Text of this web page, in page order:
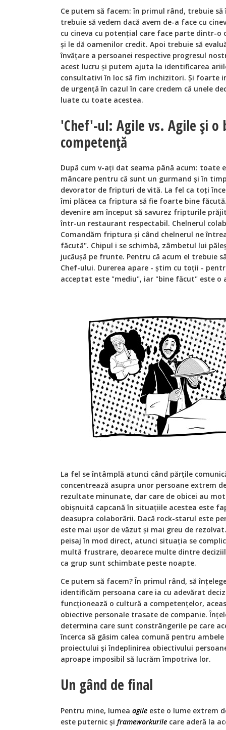
Ce putem să facem: în primul rând, trebuie
trebuie să vedem dacă avem de-a face cu
cu cineva cu potențial care face parte dintr-o
și le dă oamenilor credit. Apoi trebuie să
învățare a persoanei respective progresul
acest lucru și putem ajuta la identificarea
consultativi în loc să fim inchizitori. Și foarte
de urgență în cazul în care credem că unele
luate cu toate acestea.
'Chef'-ul: Agile vs. Agile și o
competență
După cum v-ați dat seama până acum: toate
mâncare pentru că sunt un gurmand și în
devorator de fripturi de vită. La fel ca toți
îmi plăcea ca friptura să fie foarte bine
devenire am început să savurez fripturile
într-un restaurant respectabil. Chelnerul
Comandăm friptura și când chelnerul ne
făcută". Chipul i se schimbă, zâmbetul lui
jucăușă pe frunte. Pentru că acum el trebuie
Chef-ului. Durerea apare - știm cu toții -
acceptat este "mediu", iar "bine făcut" este o
La fel se întâmplă atunci când părțile
concentrează asupra unor persoane extrem
rezultate minunate, dar care de obicei au
obișnuită capcană în situațiile acestea este
deasupra colaborării. Dacă rock-starul este
este mai ușor de văzut și mai greu de
peisaj în mod direct, atunci situația se
multă frustrare, deoarece multe dintre
ca grup sunt schimbate peste noapte.
Ce putem să facem? În primul rând, să
identificăm persoana care ia cu adevărat
funcționează o cultură a competențelor,
obiective personale trasate de companie.
determina care sunt constrângerile pe care
încerca să găsim calea comună pentru
proiectului și îndeplinirea obiectivului
aproape imposibil să lucrăm împotriva lor.
Un gând de final
Pentru mine, lumea agile este o lume extrem
este puternic și frameworkurile care aderă la